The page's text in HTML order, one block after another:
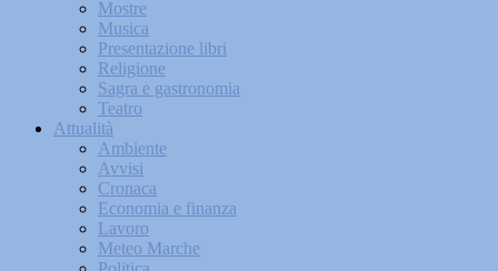
Mostre
Musica
Presentazione libri
Religione
Sagra e gastronomia
Teatro
Attualità
Ambiente
Avvisi
Cronaca
Economia e finanza
Lavoro
Meteo Marche